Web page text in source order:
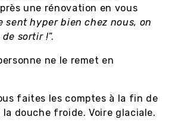
une rénovation en vous
sent hyper bien chez nous, on
de sortir !”.
ne le remet en
faites les comptes à la fin de
la douche froide. Voire glaciale.